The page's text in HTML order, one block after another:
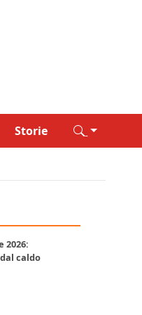
Storie
2026:
caldo